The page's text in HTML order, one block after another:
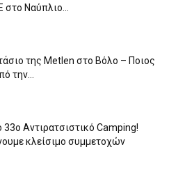
στο Ναύπλιο...
της Metlen στο Βόλο – Ποιος
την...
33ο Αντιρατσιστικό Camping!
κλείσιμο συμμετοχών